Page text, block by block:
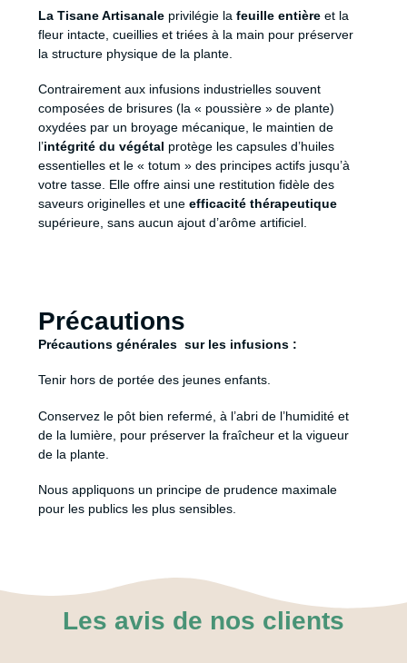
La Tisane Artisanale privilégie lafeuille entière et la
fleur intacte, cueillies et triées à la main pour préserver
la structure physique de la plante.
Contrairement aux infusions industrielles souvent
composées de brisures (la « poussière » de plante)
oxydées par un broyage mécanique, le maintien de
l’intégrité du végétal protège les capsules d’huiles
essentielles et le « totum » des principes actifs jusqu’à
votre tasse. Elle offre ainsi une restitution fidèle des
saveurs originelles et uneefficacité thérapeutique
supérieure, sans aucun ajout d’arôme artificiel.
Précautions
Précautions générales sur les infusions :
Tenir hors de portée des jeunes enfants.
Conservez le pôt bien refermé, à l’abri de l’humidité et
de la lumière, pour préserver la fraîcheur et la vigueur
de la plante.
Nous appliquons un principe de prudence maximale
pour les publics les plus sensibles.
Les avis de nos clients